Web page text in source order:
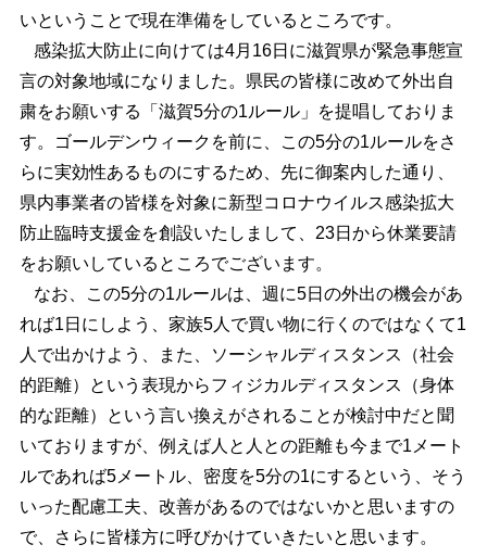
いということで現在準備をしているところです。
感染拡大防止に向けては4月16日に滋賀県が緊急事態宣
言の対象地域になりました。県民の皆様に改めて外出自
粛をお願いする「滋賀5分の1ルール」を提唱しておりま
す。ゴールデンウィークを前に、この5分の1ルールをさ
らに実効性あるものにするため、先に御案内した通り、
県内事業者の皆様を対象に新型コロナウイルス感染拡大
防止臨時支援金を創設いたしまして、23日から休業要請
をお願いしているところでございます。
なお、この5分の1ルールは、週に5日の外出の機会があ
れば1日にしよう、家族5人で買い物に行くのではなくて1
人で出かけよう、また、ソーシャルディスタンス（社会
的距離）という表現からフィジカルディスタンス（身体
的な距離）という言い換えがされることが検討中だと聞
いておりますが、例えば人と人との距離も今まで1メート
ルであれば5メートル、密度を5分の1にするという、そう
いった配慮工夫、改善があるのではないかと思いますの
で、さらに皆様方に呼びかけていきたいと思います。